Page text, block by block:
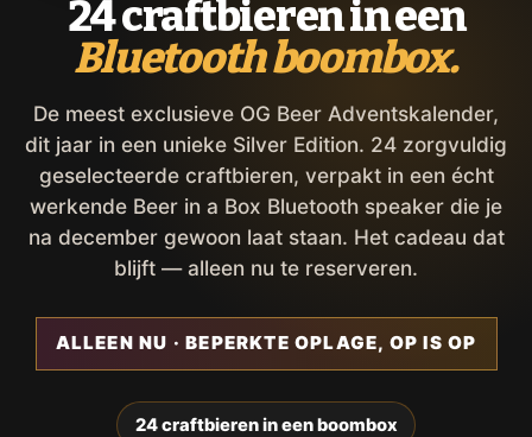
24 craftbieren in een
Bluetooth boombox.
De meest exclusieve OG Beer Adventskalender,
dit jaar in een unieke Silver Edition. 24 zorgvuldig
geselecteerde craftbieren, verpakt in een écht
werkende Beer in a Box Bluetooth speaker die je
na december gewoon laat staan. Het cadeau dat
blijft — alleen nu te reserveren.
ALLEEN NU · BEPERKTE OPLAGE, OP IS OP
24 craftbieren in een boombox